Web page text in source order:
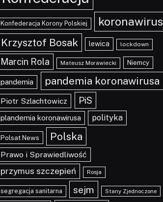
Konfederacja Korony Polskiej koronawirus
Krzysztof Bosak lewica lockdown
Marcin Rola Mateusz Morawiecki Niemcy
pandemia pandemia koronawirusa
Piotr Szlachtowicz PiS
plandemia koronawirusa polityka
Polsat News Polska
Prawo i Sprawiedliwość
przymus szczepień Rosja
segregacja sanitarna sejm Stany Zjednoczone